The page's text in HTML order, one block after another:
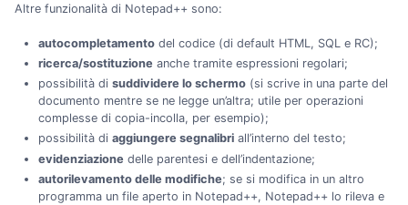
Altre funzionalità di Notepad++ sono:
autocompletamentodel codice (di default HTML, SQL e RC);
ricerca/sostituzioneanche tramite espressioni regolari;
possibilità di suddividere lo schermo(si scrive in una parte del
documento mentre se ne legge un’altra; utile per operazioni
complesse di copia-incolla, per esempio);
possibilità di aggiungere segnalibriall’interno del testo;
evidenziazionedelle parentesi e dell’indentazione;
autorilevamento delle modifiche; se si modifica in un altro
programma un file aperto in Notepad++, Notepad++ lo rileva e